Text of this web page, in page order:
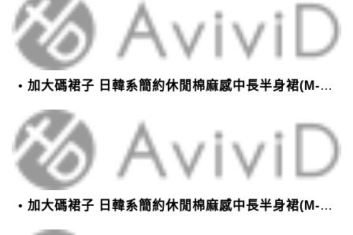
加大碼裙子 日韓系簡約休閒棉麻感中長半身裙(M-2XL)【XMS54038】＊艾美時尚(現+預)
加大碼裙子 日韓系簡約休閒棉麻感中長半身裙(M-2XL)【XMS54038】＊艾美時尚(現+預)